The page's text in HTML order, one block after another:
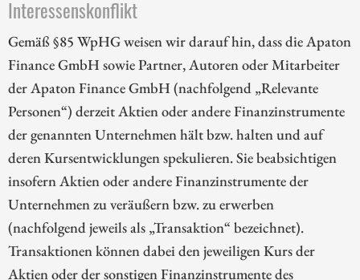
Interessenskonflikt
Gemäß §85 WpHG weisen wir darauf hin, dass die Apaton
Finance GmbH sowie Partner, Autoren oder Mitarbeiter
der Apaton Finance GmbH (nachfolgend „Relevante
Personen“) derzeit Aktien oder andere Finanzinstrumente
der genannten Unternehmen hält bzw. halten und auf
deren Kursentwicklungen spekulieren. Sie beabsichtigen
insofern Aktien oder andere Finanzinstrumente der
Unternehmen zu veräußern bzw. zu erwerben
(nachfolgend jeweils als „Transaktion“ bezeichnet).
Transaktionen können dabei den jeweiligen Kurs der
Aktien oder der sonstigen Finanzinstrumente des